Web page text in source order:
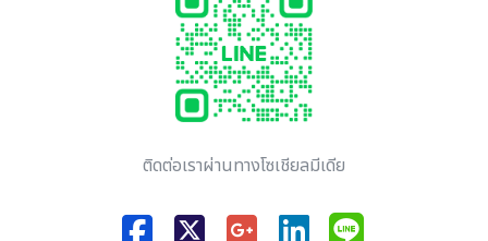
ติดต่อเราผ่านทางโซเชียลมีเดีย